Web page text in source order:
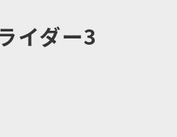
イダー3